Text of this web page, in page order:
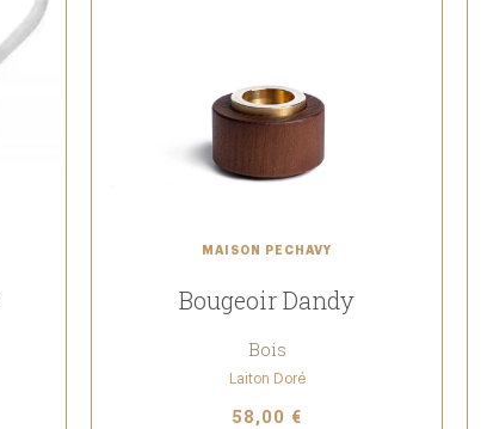
MAISON PECHAVY
Bougeoir Dandy
Bois
Laiton Doré
58,00 €